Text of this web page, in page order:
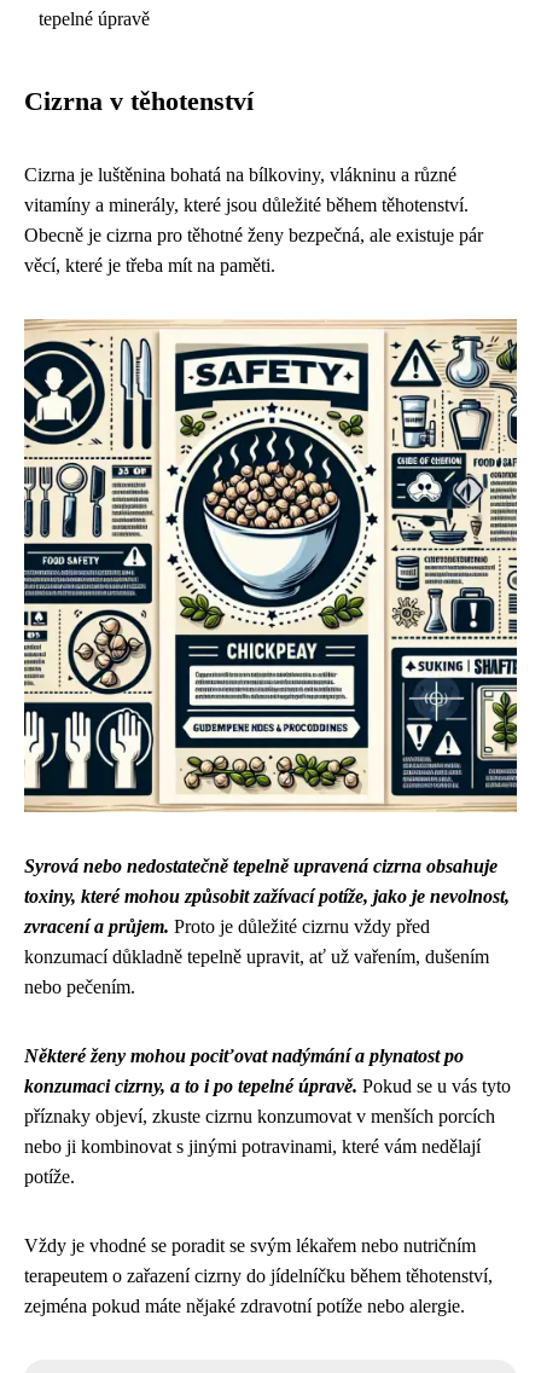
tepelné úpravě
Cizrna v těhotenství
Cizrna je luštěnina bohatá na bílkoviny, vlákninu a různé
vitamíny a minerály, které jsou důležité během těhotenství.
Obecně je cizrna pro těhotné ženy bezpečná, ale existuje pár
věcí, které je třeba mít na paměti.
Syrová nebo nedostatečně tepelně upravená cizrna obsahuje
toxiny, které mohou způsobit zažívací potíže, jako je nevolnost,
zvracení a průjem. Proto je důležité cizrnu vždy před
konzumací důkladně tepelně upravit, ať už vařením, dušením
nebo pečením.
Některé ženy mohou pociťovat nadýmání a plynatost po
konzumaci cizrny, a to i po tepelné úpravě. Pokud se u vás tyto
příznaky objeví, zkuste cizrnu konzumovat v menších porcích
nebo ji kombinovat s jinými potravinami, které vám nedělají
potíže.
Vždy je vhodné se poradit se svým lékařem nebo nutričním
terapeutem o zařazení cizrny do jídelníčku během těhotenství,
zejména pokud máte nějaké zdravotní potíže nebo alergie.